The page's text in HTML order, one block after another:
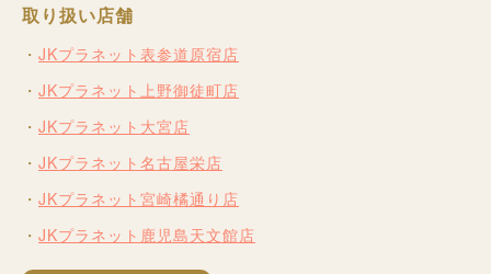
取り扱い店舗
JKプラネット表参道原宿店
JKプラネット上野御徒町店
JKプラネット大宮店
JKプラネット名古屋栄店
JKプラネット宮崎橘通り店
JKプラネット鹿児島天文館店